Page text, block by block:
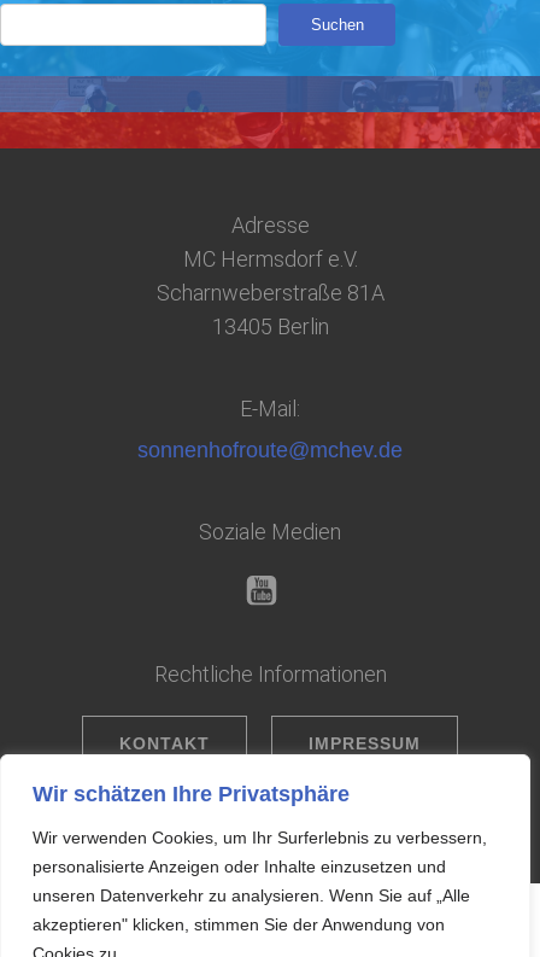
Wir schätzen Ihre Privatsphäre
Wir verwenden Cookies, um Ihr Surferlebnis zu verbessern,
personalisierte Anzeigen oder Inhalte einzusetzen und
unseren Datenverkehr zu analysieren. Wenn Sie auf „Alle
akzeptieren" klicken, stimmen Sie der Anwendung von
Suchen
Adresse
MC Hermsdorf e.V.
Scharnweberstraße 81A
13405 Berlin
E-Mail:
sonnenhofroute@mchev.de
Soziale Medien
Rechtliche Informationen
KONTAKT IMPRESSUM